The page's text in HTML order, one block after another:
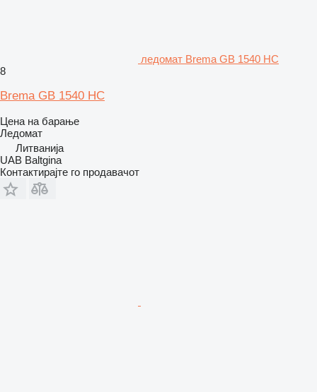
ледомат Brema GB 1540 HC
8
Brema GB 1540 HC
Цена на барање
Ледомат
Литванија
UAB Baltgina
Контактирајте го продавачот